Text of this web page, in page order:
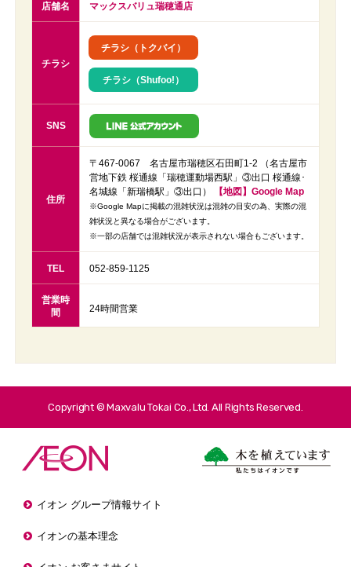
店舗名 マックスバリュ瑞穂通店
チラシ
チラシ（トクバイ）
チラシ（Shufoo!）
SNS
住所
〒467-0067 名古屋市瑞穂区石田町1-2 （名古屋市
営地下鉄 桜通線「瑞穂運動場西駅」③出口 桜通線･
名城線「新瑞橋駅」③出口）
【地図】Google Map
※Google Mapに掲載の混雑状況は混雑の目安の為、実際の混
雑状況と異なる場合がございます。
※一部の店舗では混雑状況が表示されない場合もございます。
TEL 052-859-1125
営業時
間
24時間営業
Copyright © Maxvalu Tokai Co., Ltd. All Rights Reserved.
イオン グループ情報サイト
イオンの基本理念